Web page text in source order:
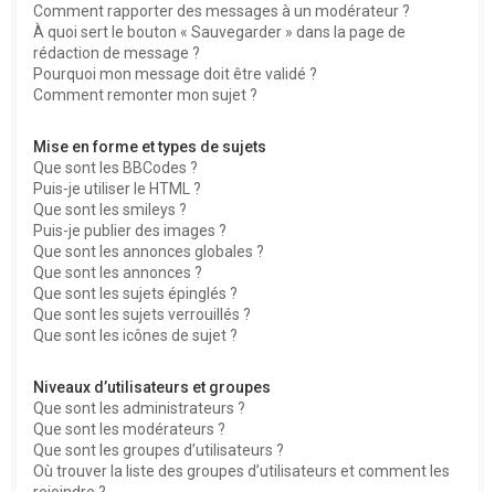
Comment rapporter des messages à un modérateur ?
À quoi sert le bouton « Sauvegarder » dans la page de
rédaction de message ?
Pourquoi mon message doit être validé ?
Comment remonter mon sujet ?
Mise en forme et types de sujets
Que sont les BBCodes ?
Puis-je utiliser le HTML ?
Que sont les smileys ?
Puis-je publier des images ?
Que sont les annonces globales ?
Que sont les annonces ?
Que sont les sujets épinglés ?
Que sont les sujets verrouillés ?
Que sont les icônes de sujet ?
Niveaux d’utilisateurs et groupes
Que sont les administrateurs ?
Que sont les modérateurs ?
Que sont les groupes d’utilisateurs ?
Où trouver la liste des groupes d’utilisateurs et comment les